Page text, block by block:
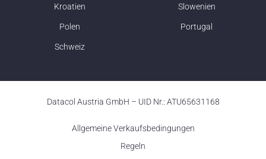
Kroatien Slowenien
Polen Portugal
Schweiz
Datacol Austria GmbH – UID Nr.: ATU65631168
Allgemeine Verkaufsbedingungen
Regeln